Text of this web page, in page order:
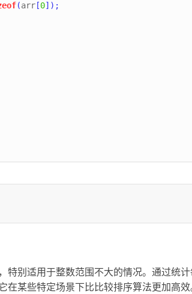
(arr[0]);
特别适用于整数范围不大的情况。通过统
在某些特定场景下比比较排序算法更加高